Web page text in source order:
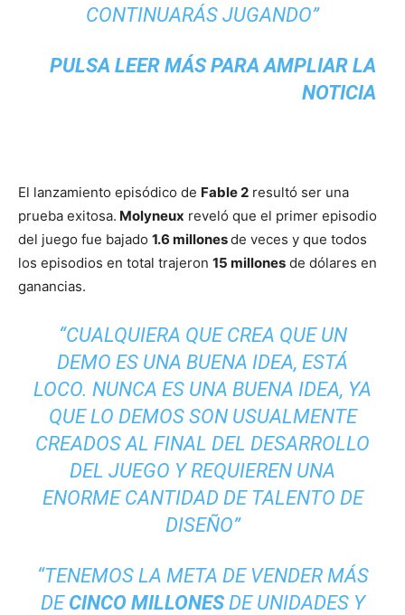
CONTINUARÁS JUGANDO”
PULSA LEER MÁS PARA AMPLIAR LA
NOTICIA
El lanzamiento episódico de Fable 2 resultó ser una
prueba exitosa. Molyneux reveló que el primer episodio
del juego fue bajado 1.6 millonesde veces y que todos
los episodios en total trajeron 15 millones de dólares en
ganancias.
“CUALQUIERA QUE CREA QUE UN
DEMO ES UNA BUENA IDEA, ESTÁ
LOCO. NUNCA ES UNA BUENA IDEA, YA
QUE LO DEMOS SON USUALMENTE
CREADOS AL FINAL DEL DESARROLLO
DEL JUEGO Y REQUIEREN UNA
ENORME CANTIDAD DE TALENTO DE
DISEÑO”
“TENEMOS LA META DE VENDER MÁS
DE CINCO MILLONESDE UNIDADES Y